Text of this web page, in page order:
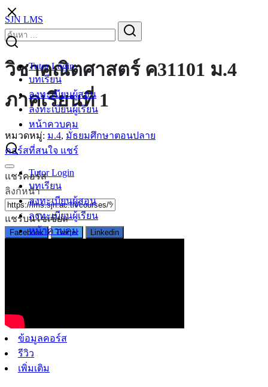
Skip
to
content
SJN LMS
Tutor Login
บทเรียน
ลงทะเบียนผู้สอน
ลงทะเบียนผู้เรียน
หน้าควบคุม
Tutor Login
บทเรียน
ลงทะเบียนผู้สอน
ลงทะเบียนผู้เรียน
หน้าควบคุม
Search
for:
วิชาคณิตศาสตร์ ค31101 ม.4
ภาคเรียนที่ 1
หมวดหมู่: ม.4, มัธยมศึกษาตอนปลาย
คอร์สที่สนใจ แชร์
แชร์คอร์ส
ลิงก์หน้า
แชร์บนโซเชียล
Facebook Twitter Linkedin
ข้อมูลคอร์ส
รีวิว
เพิ่มเติม